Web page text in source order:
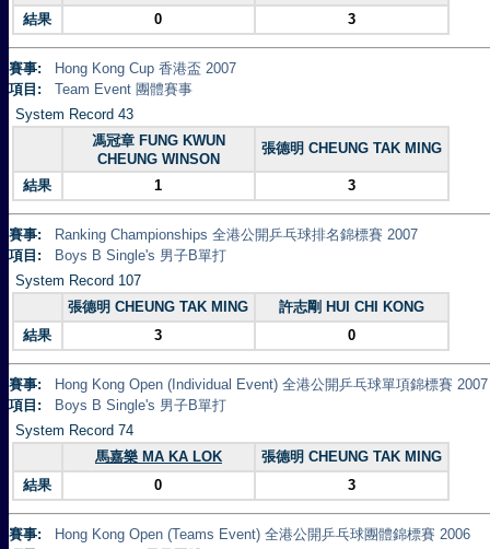
結果
0 3
賽事:
Hong Kong Cup 香港盃 2007
項目:
Team Event 團體賽事
System Record 43
馮冠章 FUNG KWUN
CHEUNG WINSON
張德明 CHEUNG TAK MING
結果 1 3
賽事:
Ranking Championships 全港公開乒乓球排名錦標賽 2007
項目:
Boys B Single's 男子B單打
System Record 107
張德明 CHEUNG TAK MING
許志剛 HUI CHI KONG
結果
3 0
賽事:
Hong Kong Open (Individual Event) 全港公開乒乓球單項錦標賽 2007
項目:
Boys B Single's 男子B單打
System Record 74
馬嘉樂 MA KA LOK
張德明 CHEUNG TAK MING
結果
0 3
賽事:
Hong Kong Open (Teams Event) 全港公開乒乓球團體錦標賽 2006